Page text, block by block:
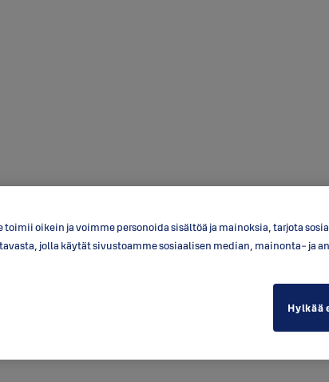
oikein ja voimme personoida sisältöä ja mainoksia, tarjota
jolla käytät sivustoamme sosiaalisen median, mainonta- ja
Hylkää